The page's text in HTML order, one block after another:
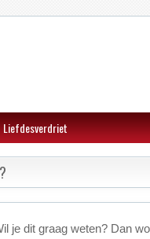
Liefdesverdriet
je dit graag weten? Dan